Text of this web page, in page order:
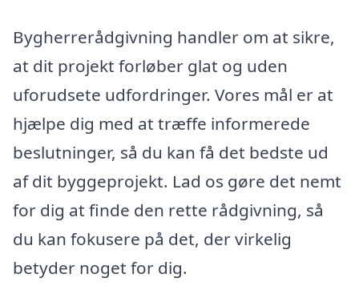
Bygherrerådgivning handler om at sikre,
at dit projekt forløber glat og uden
uforudsete udfordringer. Vores mål er at
hjælpe dig med at træffe informerede
beslutninger, så du kan få det bedste ud
af dit byggeprojekt. Lad os gøre det nemt
for dig at finde den rette rådgivning, så
du kan fokusere på det, der virkelig
betyder noget for dig.